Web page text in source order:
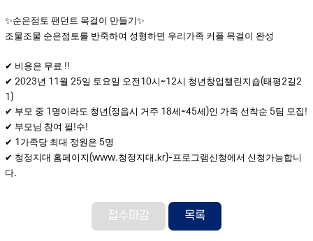
✨순은점토 팬던트 목걸이 만들기✨
조물조물 순은점토를 반죽하여 성형하면 우리가족 커플 목걸이 완성
✔ 비용은 무료 !!
✔ 2023년 11 월 25일 토요일 오전 10시 ~12시 청년창업챌린지숍(태평 2길 2
1)
✔ 부모 중 1 명이라도 청년 (정읍시 거주 18세 ~45세 )인 가족 선착순 5팀 모집 !
✔ 부모님 참여 필 !수!
✔ 1 가족당 최대 정원은 5명
✔ 청정지대 홈페이지 (www.청정지대 .kr)-프로그램신청에서 신청가능합니
다.
접수마감 목록